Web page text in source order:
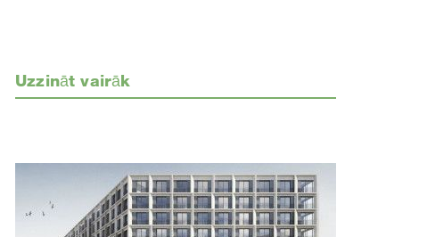
Uzzināt vairāk